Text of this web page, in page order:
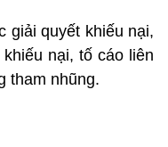
giải quyết khiếu nại,
nại, tố cáo liên
tham nhũng.